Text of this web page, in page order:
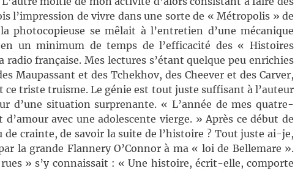
l’impression de vivre dans une sorte de « Métropolis » de
se mêlait à l’entretien d’une mécanique
un minimum de temps de l’efficacité des « Histoires
française. Mes lectures s’étant quelque peu enrichies
Maupassant et des Tchekhov, des Cheever et des Carver,
triste truisme. Le génie est tout juste suffisant à l’auteur
d’une situation surprenante. « L’année de mes quatre-
avec une adolescente vierge. » Après ce début de
de crainte, de savoir la suite de l’histoire ? Tout juste ai-je,
la grande Flannery O’Connor à ma « loi de Bellemare ».
» s’y connaissait : « Une histoire, écrit-elle, comporte